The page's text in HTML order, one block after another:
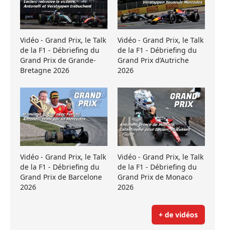
Vidéo - Grand Prix, le Talk
de la F1 - Débriefing du
Grand Prix de Grande-
Bretagne 2026
Vidéo - Grand Prix, le Talk
de la F1 - Débriefing du
Grand Prix d’Autriche
2026
Vidéo - Grand Prix, le Talk
de la F1 - Débriefing du
Grand Prix de Barcelone
2026
Vidéo - Grand Prix, le Talk
de la F1 - Débriefing du
Grand Prix de Monaco
2026
+ de vidéos